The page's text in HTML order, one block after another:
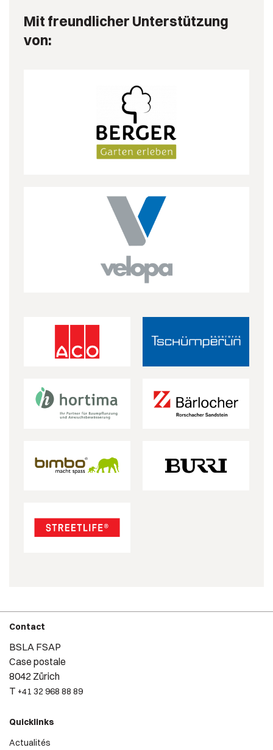
Mit freundlicher Unterstützung
von:
Contact
BSLA FSAP
Case postale
8042 Zürich
T +41 32 968 88 89
Quicklinks
Actualités